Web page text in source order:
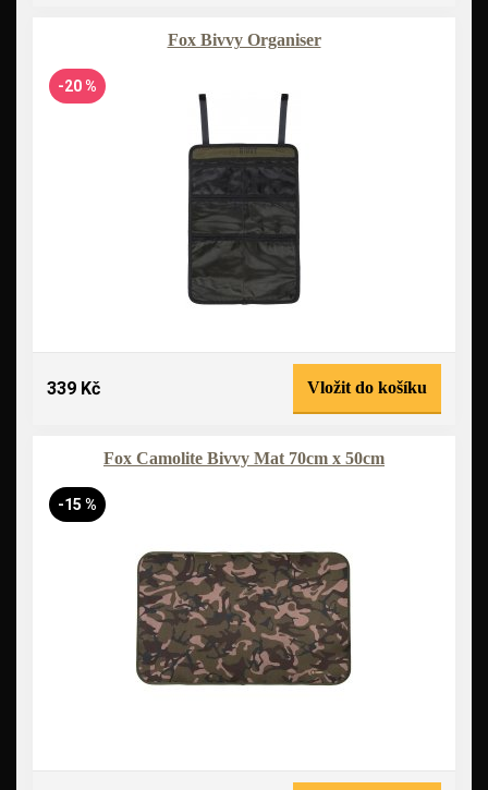
Fox Bivvy Organiser
-20 %
339 Kč Vložit do košíku
Fox Camolite Bivvy Mat 70cm x 50cm
-15 %